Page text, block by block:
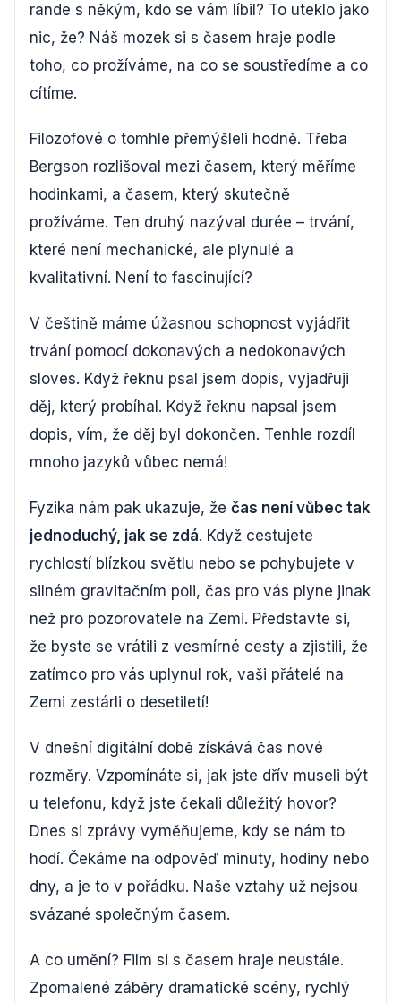
rande s někým, kdo se vám líbil? To uteklo jako
nic, že? Náš mozek si s časem hraje podle
toho, co prožíváme, na co se soustředíme a co
cítíme.
Filozofové o tomhle přemýšleli hodně. Třeba
Bergson rozlišoval mezi časem, který měříme
hodinkami, a časem, který skutečně
prožíváme. Ten druhý nazýval durée – trvání,
které není mechanické, ale plynulé a
kvalitativní. Není to fascinující?
V češtině máme úžasnou schopnost vyjádřit
trvání pomocí dokonavých a nedokonavých
sloves. Když řeknu psal jsem dopis, vyjadřuji
děj, který probíhal. Když řeknu napsal jsem
dopis, vím, že děj byl dokončen. Tenhle rozdíl
mnoho jazyků vůbec nemá!
Fyzika nám pak ukazuje, že čas není vůbec tak
jednoduchý, jak se zdá. Když cestujete
rychlostí blízkou světlu nebo se pohybujete v
silném gravitačním poli, čas pro vás plyne jinak
než pro pozorovatele na Zemi. Představte si,
že byste se vrátili z vesmírné cesty a zjistili, že
zatímco pro vás uplynul rok, vaši přátelé na
Zemi zestárli o desetiletí!
V dnešní digitální době získává čas nové
rozměry. Vzpomínáte si, jak jste dřív museli být
u telefonu, když jste čekali důležitý hovor?
Dnes si zprávy vyměňujeme, kdy se nám to
hodí. Čekáme na odpověď minuty, hodiny nebo
dny, a je to v pořádku. Naše vztahy už nejsou
svázané společným časem.
A co umění? Film si s časem hraje neustále.
Zpomalené záběry dramatické scény, rychlý